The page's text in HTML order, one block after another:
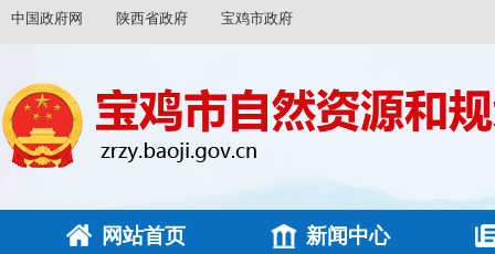
中国政府网 陕西省政府 宝鸡市政府
网站首页 新闻中心